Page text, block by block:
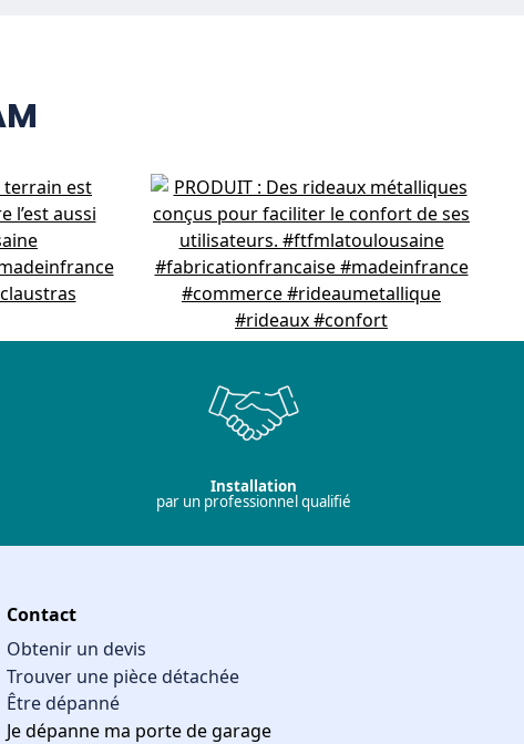
Installation
par un professionnel qualifié
Contact
Obtenir un devis
Trouver une pièce détachée
Être dépanné
Je dépanne ma porte de garage